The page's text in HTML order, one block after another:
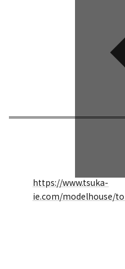
https://www.tsuka-
ie.com/modelhouse/